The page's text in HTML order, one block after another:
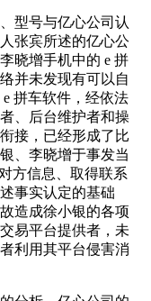
型号与亿心公司认
张宾所述的亿心公
晓增手机中的 e 拼
并未发现有可以自
拼车软件，经依法
、后台维护者和操
接，已经形成了比
、李晓增于事发当
方信息、取得联系
事实认定的基础
造成徐小银的各项
易平台提供者，未
利用其平台侵害消